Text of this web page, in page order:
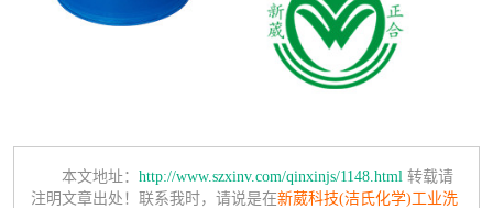
本文地址： http://www.szxinv.com/qinxinjs/1148.html 转载请
注明文章出处！联系我时，请说是在新葳科技(洁氏化学)工业洗